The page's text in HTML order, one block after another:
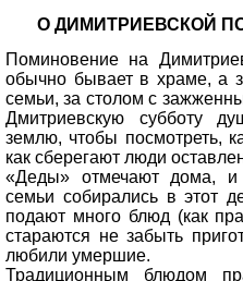
О ДИМИТРИЕВСКОЙ
Поминовение на
обычно бывает в храме, а
семьи, за столом с
Дмитриевскую субботу
землю, чтобы посмотреть,
как сберегают люди
«Деды» отмечают дома,
семьи собирались в этот
подают много блюд (как
стараются не забыть
любили умершие.
Традиционным блюдом